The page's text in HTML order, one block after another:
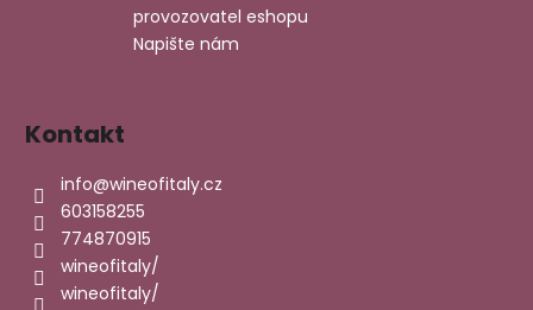
p
provozovatel eshopu
Napište nám
Kontakt
info@wineofitaly.cz
603158255
774870915
wineofitaly/
wineofitaly/